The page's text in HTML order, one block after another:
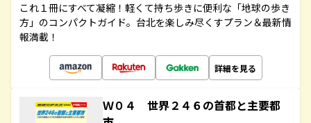
これ１冊にすべて凝縮！軽くて持ち歩きに便利な「地球の歩き
方」のコンパクトガイド。台北を楽しみ尽くすプラン＆最新情
報満載！
詳細を見る
Ｗ０４ 世界２４６の首都と主要都